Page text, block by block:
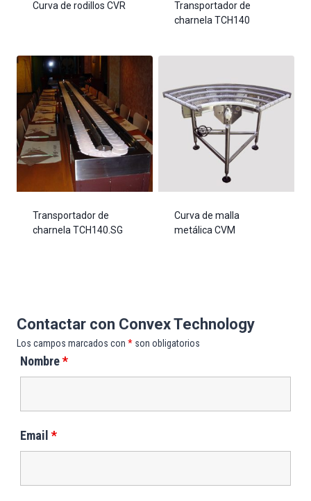
Curva de rodillos CVR
Transportador de
charnela TCH140
Transportador de
charnela TCH140.SG
Curva de malla
metálica CVM
Contactar con Convex Technology
Los campos marcados con * son obligatorios
Nombre*
Email *